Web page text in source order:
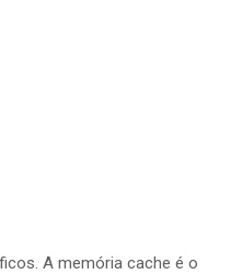
A memória cache é o